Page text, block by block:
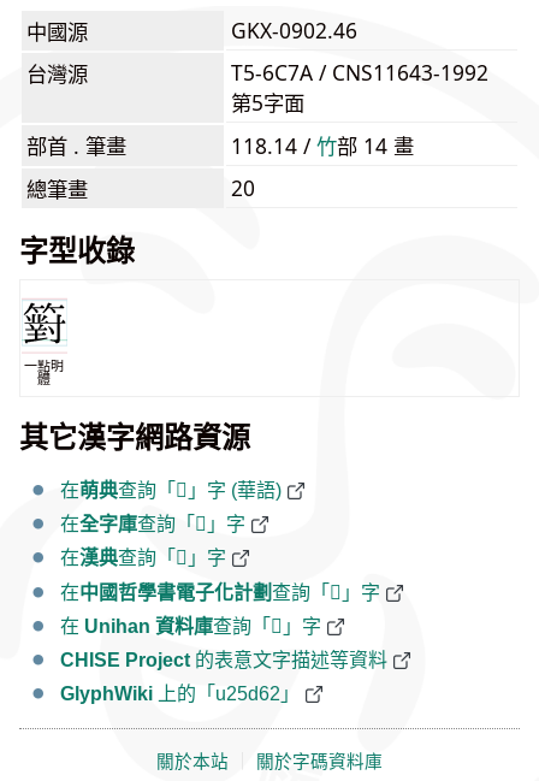
中國源
GKX-0902.46
台灣源
T5-6C7A / CNS11643-1992
第5字面
部首 . 筆畫
118.14 /⽵部 14 畫
總筆畫
20
字型收錄
一點明
體
其它漢字網路資源
在萌典查詢「𥵢」字 (華語)
在全字庫查詢「𥵢」字
在漢典查詢「𥵢」字
在中國哲學書電子化計劃查詢「𥵢」字
在 Unihan 資料庫查詢「𥵢」字
CHISE Project 的表意文字描述等資料
GlyphWiki 上的「u25d62」
關於本站 關於字碼資料庫